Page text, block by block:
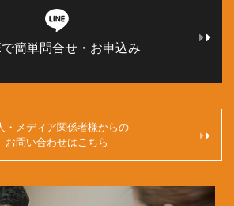
で簡単問合せ・お申込み
・メディア関係者様からの
お問い合わせはこちら